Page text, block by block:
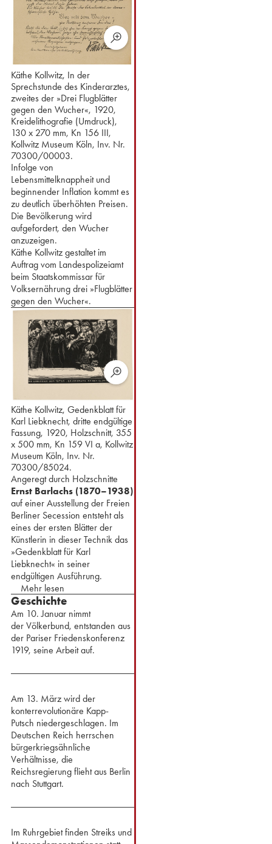
Käthe Kollwitz, In der
Sprechstunde des Kinderarztes,
zweites der »Drei Flugblätter
gegen den Wucher«, 1920,
Kreidelithografie (Umdruck),
130 x 270 mm, Kn 156 III,
Kollwitz Museum Köln, Inv. Nr.
70300/00003.
Infolge von
Lebensmittelknappheit und
beginnender Inflation kommt es
zu deutlich überhöhten Preisen.
⁢Die Bevölkerung wird
aufgefordert, den Wucher
anzuzeigen.
Käthe Kollwitz gestaltet im
Auftrag vom Landespolizeiamt
beim Staatskommissar für
Volksernährung drei »Flugblätter
gegen den Wucher«.
Käthe Kollwitz, Gedenkblatt für
Karl Liebknecht, dritte endgültige
Fassung, 1920, Holzschnitt, 355
x 500 mm, Kn 159 VI a, Kollwitz
Museum Köln, Inv. Nr.
70300/85024.
Angeregt durch Holzschnitte
Ernst Barlachs (1870–1938)
auf einer Ausstellung der Freien
Berliner Secession entsteht als
eines der ersten Blätter der
Künstlerin in dieser Technik das
»Gedenkblatt für Karl
Liebknecht« in seiner
endgültigen Ausführung.
Mehr lesen
Geschichte
Am 10. Januar nimmt
der Völkerbund, entstanden aus
der Pariser Friedenskonferenz
1919, seine Arbeit auf.
Am 13. März wird der
konterrevolutionäre Kapp-
Putsch niedergeschlagen. Im
Deutschen Reich herrschen
bürgerkriegsähnliche
Verhältnisse, die
Reichsregierung flieht aus Berlin
nach Stuttgart.
Im Ruhrgebiet finden Streiks und